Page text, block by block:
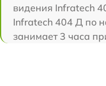
видения Infratech
Infratech 404 Д по
занимает 3 часа